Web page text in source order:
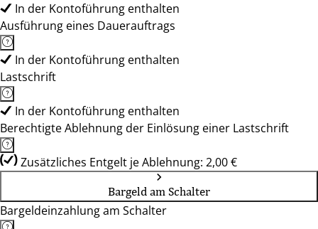
In der Kontoführung enthalten
Ausführung eines Dauerauftrags
In der Kontoführung enthalten
Lastschrift
In der Kontoführung enthalten
Berechtigte Ablehnung der Einlösung einer Lastschrift
Zusätzliches Entgelt je Ablehnung: 2,00 €
Bargeld am Schalter
Bargeldeinzahlung am Schalter